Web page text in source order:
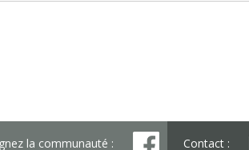
la communauté : Contact :